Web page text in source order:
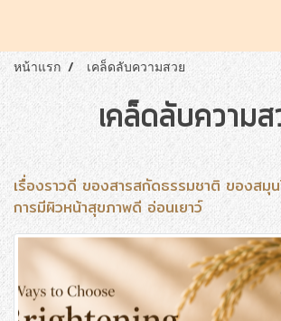
หน้าแรก เคล็ดลับความสวย
เคล็ดลับความ
เรื่องราวดี ของสารสกัดธรรมชาติ ของสมุ
การมีผิวหน้าสุขภาพดี อ่อนเยาว์